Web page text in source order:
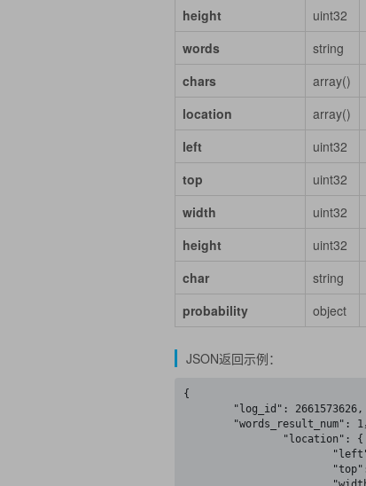
height
uint32
words
string
chars
array()
location
array()
left
uint32
top
uint32
width
uint32
height
uint32
char
string
probability
object
JSON返回示例：
{